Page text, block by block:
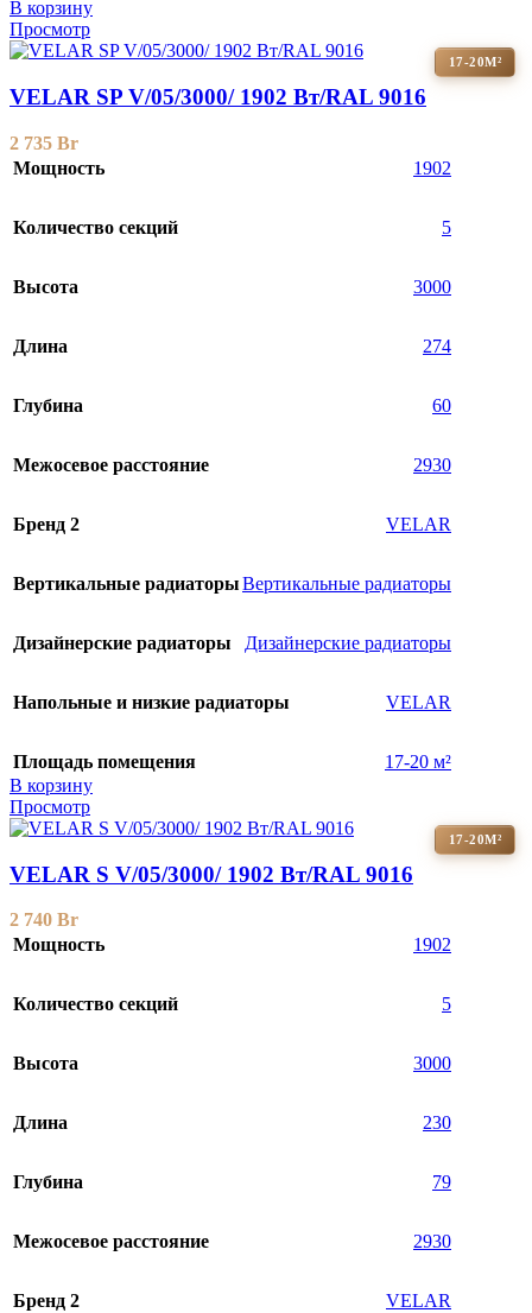
В корзину
Просмотр
17-20М²
VELAR SP V/05/3000/ 1902 Bт/RAL 9016
2 735 Br
Мощность
1902
Количество секций 5
Высота 3000
Длина 274
Глубина 60
Межосевое расстояние 2930
Бренд 2 VELAR
Вертикальные радиаторыВертикальные радиаторы
Дизайнерские радиаторы Дизайнерские радиаторы
Напольные и низкие радиаторы VELAR
Площадь помещения
17-20 м²
В корзину
Просмотр
17-20М²
VELAR S V/05/3000/ 1902 Bт/RAL 9016
2 740 Br
Мощность
1902
Количество секций 5
Высота 3000
Длина 230
Глубина 79
Межосевое расстояние 2930
Бренд 2 VELAR